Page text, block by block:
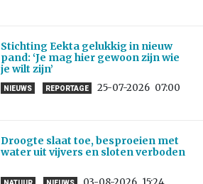
Stichting Eekta gelukkig in nieuw
pand: ‘Je mag hier gewoon zijn wie
je wilt zijn’
NIEUWS REPORTAGE 25-07-2026 07:00
Droogte slaat toe, besproeien met
water uit vijvers en sloten verboden